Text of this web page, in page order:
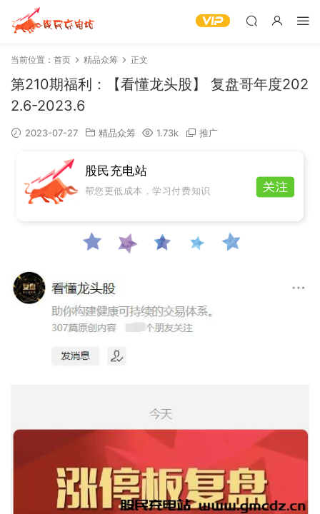
当前位置： 首页 精品众筹 正文
第210期福利：【看懂龙头股】 复盘哥年度202
2.6-2023.6
2023-07-27 精品众筹 1.73k 推广
股民充电站
帮您更低成本，学习付费知识